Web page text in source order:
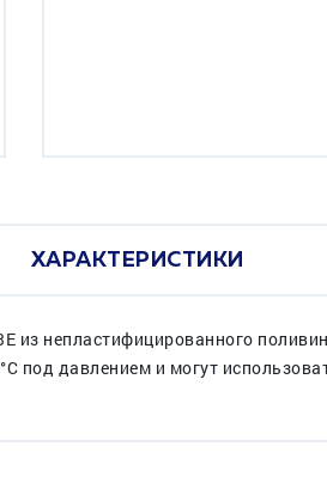
ХАРАКТЕРИСТИКИ
из непластифицированного
под давлением и могут